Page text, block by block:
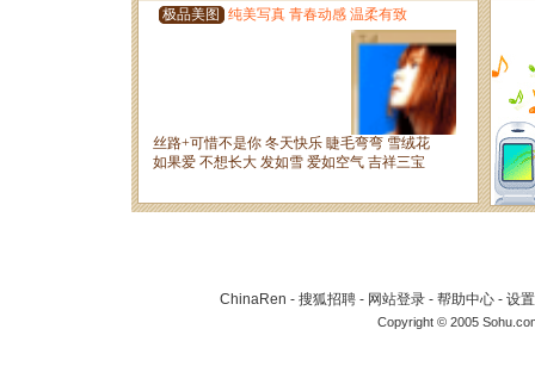
ChinaRen - 搜狐招聘 - 网站登录 - 帮助中心 - 设
Copyright © 2005